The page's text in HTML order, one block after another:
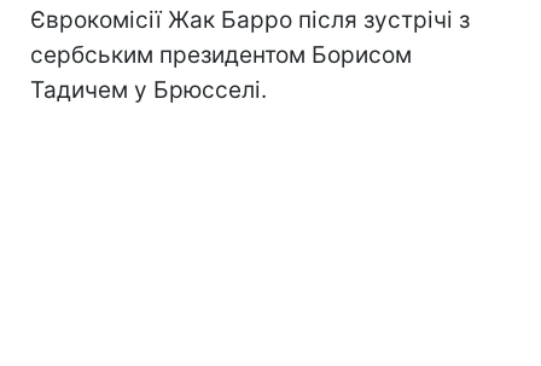
Єврокомісії Жак Барро після зустрічі з
сербським президентом Борисом
Тадичем у Брюсселі.